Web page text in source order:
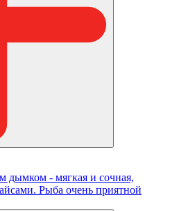
дымком - мягкая и сочная,
Рыба очень приятной